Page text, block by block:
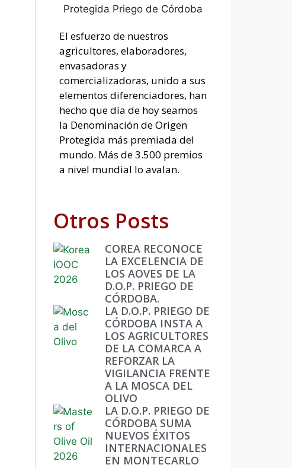
El esfuerzo de nuestros
agricultores, elaboradores,
envasadoras y
comercializadoras, unido a sus
elementos diferenciadores, han
hecho que día de hoy seamos
la Denominación de Origen
Protegida más premiada del
mundo. Más de 3.500 premios
a nivel mundial lo avalan.
Otros Posts
COREA RECONOCE
LA EXCELENCIA DE
LOS AOVES DE LA
D.O.P. PRIEGO DE
CÓRDOBA.
LA D.O.P. PRIEGO DE
CÓRDOBA INSTA A
LOS AGRICULTORES
DE LA COMARCA A
REFORZAR LA
VIGILANCIA FRENTE
A LA MOSCA DEL
OLIVO
LA D.O.P. PRIEGO DE
CÓRDOBA SUMA
NUEVOS ÉXITOS
INTERNACIONALES
EN MONTECARLO